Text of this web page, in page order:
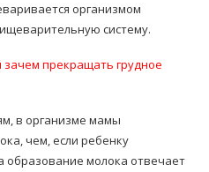
организмом
систему.
зачем прекращать грудное
в организме мамы
чем, если ребенку
образование молока отвечает